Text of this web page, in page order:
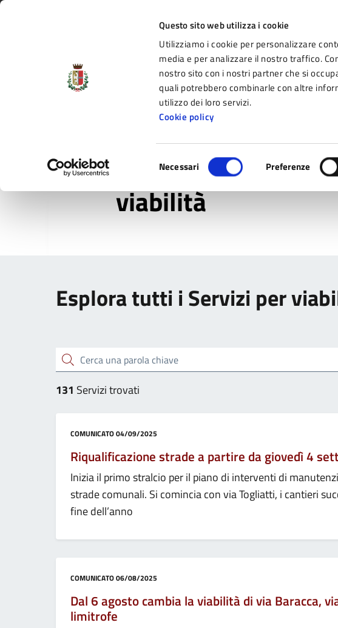
Questo sito web utilizza i cookie
Utilizziamo i cookie per personalizzare
media e per analizzare il nostro traffico.
nostro sito con i nostri partner che si
quali potrebbero combinarle con altre
utilizzo dei loro servizi.
Cookie policy
del
consenso
Necessari Preferenze
Vai al contenuto principale
Vai alla navigazione del sito
Vai al piede di pagina
Comune di Fidenza
il portale di servizi e informazioni del Comune di Fidenza
Novità
Novità / Servizi viabilità
viabilità
Esplora tutti i Servizi per
Cerca una parola chiave
131 Servizi trovati
Categoria:
COMUNICATO04/09/2025
Riqualificazione strade a partire da giovedì 4
Inizia il primo stralcio per il piano di interventi di
strade comunali. Si comincia con via Togliatti, i cantieri
fine dell’anno
Categoria:
COMUNICATO06/08/2025
Dal 6 agosto cambia la viabilità di via Baracca,
limitrofe